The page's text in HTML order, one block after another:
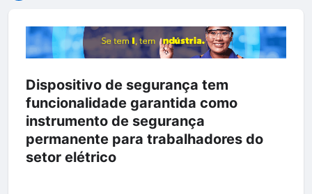
Dispositivo de segurança tem
funcionalidade garantida como
instrumento de segurança
permanente para trabalhadores do
setor elétrico